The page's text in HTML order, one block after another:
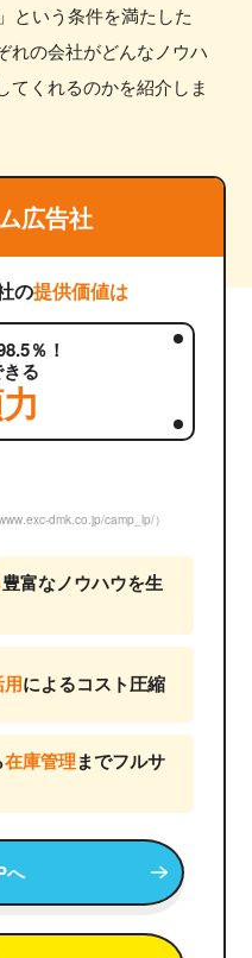
という条件を満たした
れの会社がどんなノウハ
てくれるのかを紹介しま
広告社
の提供価値は
％！
る
dmk.co.jp/camp_lp/）
豊富なノウハウを生
によるコスト圧縮
在庫管理までフルサ
へ